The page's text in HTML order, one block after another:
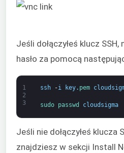
Jeśli dołączyłeś klucz
hasło za pomocą
1
2
3
ssh -i key. pem
sudo passwd cloudsigma
Jeśli nie dołączyłeś klucza
znajdziesz w sekcji Install